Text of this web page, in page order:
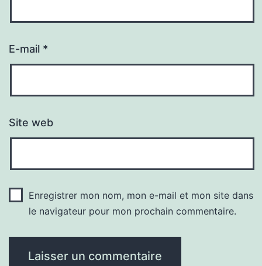
E-mail *
Site web
Enregistrer mon nom, mon e-mail et mon site dans
le navigateur pour mon prochain commentaire.